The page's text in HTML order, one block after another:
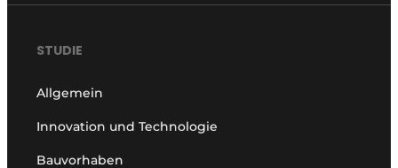
STUDIE
Allgemein
Innovation und Technologie
Bauvorhaben